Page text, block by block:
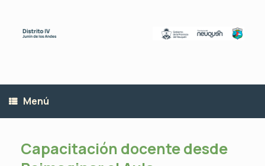
contenido
Menú
Capacitación docente desde